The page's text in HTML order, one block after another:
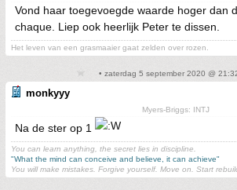
Vond haar toegevoegde waarde hoger dan
chaque. Liep ook heerlijk Peter te dissen.
Het leven van een grasmaaier gaat zelden over rozen.
• zaterdag 5 september 2020 @
monkyyy
Myers-Briggs: INTJ
Na de ster op 1
You can learn anything, the secret lies in discipline.
"What the mind can conceive and believe, it can achieve"
You will make mistakes. Forgive yourself. Move on. Start